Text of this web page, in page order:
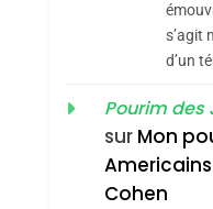
1
s’agit
d’un
Pourim des
sur Mon
Cohen